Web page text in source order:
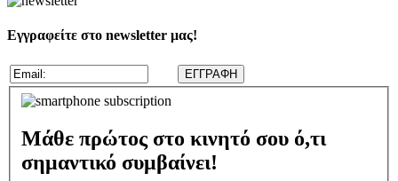
Εγγραφείτε στο newsletter μας!
Μάθε πρώτος στο κινητό σου ό,τι
σημαντικό συμβαίνει!